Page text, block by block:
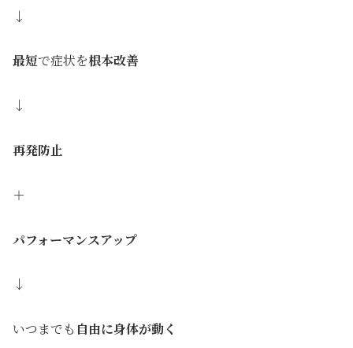
↓
最短で症状を根本改善
↓
再発防止
＋
パフォーマンスアップ
↓
いつまでも 自由に身体が動く